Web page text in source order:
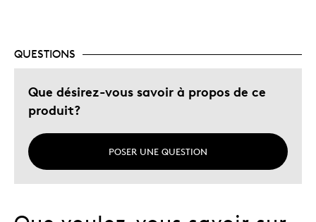
QUESTIONS
Que désirez-vous savoir à propos de ce
produit?
POSER UNE QUESTION